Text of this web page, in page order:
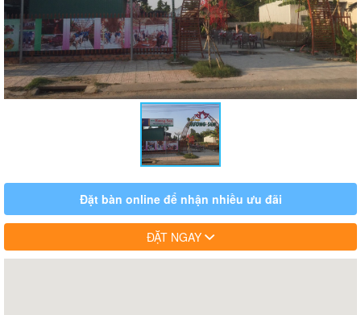
Đặt bàn online để nhận nhiều ưu đãi
ĐẶT NGAY